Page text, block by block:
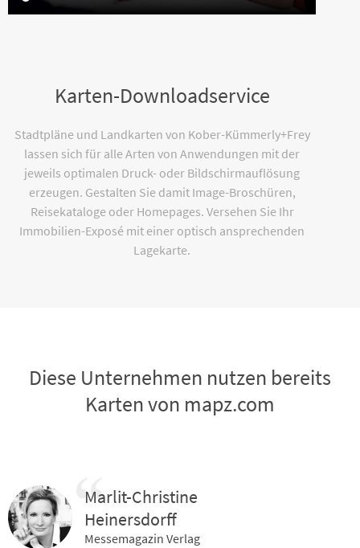
Karten-Downloadservice
Stadtpläne und Landkarten von Kober-Kümmerly+Frey
lassen sich für alle Arten von Anwendungen mit der
jeweils optimalen Druck- oder Bildschirmauflösung
erzeugen. Gestalten Sie damit Image-Broschüren,
Reisekataloge oder Homepages. Versehen Sie Ihr
Immobilien-Exposé mit einer optisch ansprechenden
Lagekarte.
Diese Unternehmen nutzen bereits
Karten von mapz.com
Marlit-Christine
Heinersdorff
Messemagazin Verlag